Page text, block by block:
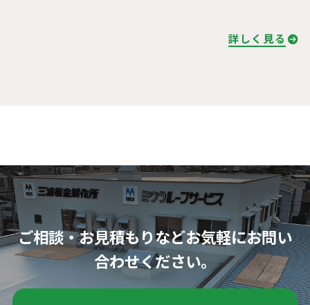
詳しく見る
ご相談・お見積もりなどお気軽にお問い
合わせください。